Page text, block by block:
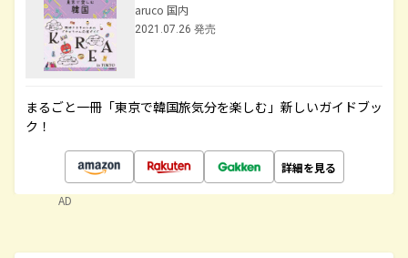
aruco 国内
2021.07.26 発売
まるごと一冊「東京で韓国旅気分を楽しむ」新しいガイドブッ
ク！
詳細を見る
AD